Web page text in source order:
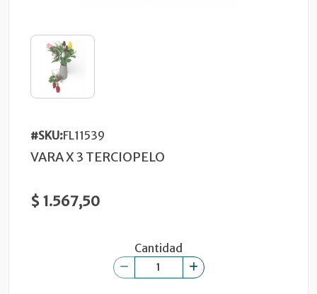
#SKU:FL11539
VARA X 3 TERCIOPELO
$ 1.567,50
Cantidad